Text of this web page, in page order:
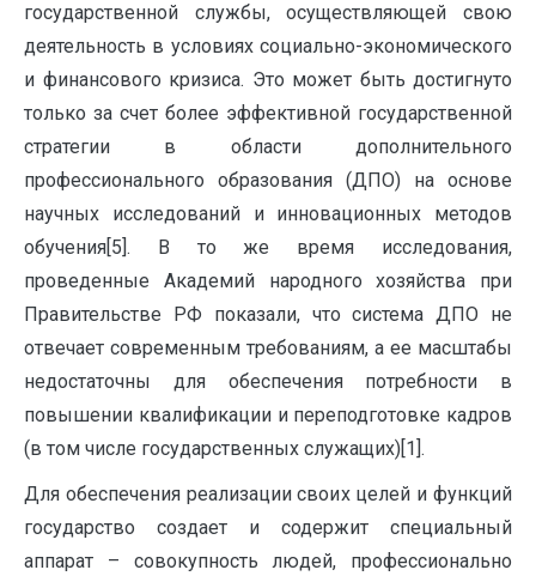
государственной службы, осуществляющей свою
деятельность в условиях социально-экономического
и финансового кризиса. Это может быть достигнуто
только за счет более эффективной государственной
стратегии в области дополнительного
профессионального образования (ДПО) на основе
научных исследований и инновационных методов
обучения[5]. В то же время исследования,
проведенные Академий народного хозяйства при
Правительстве РФ показали, что система ДПО не
отвечает современным требованиям, а ее масштабы
недостаточны для обеспечения потребности в
повышении квалификации и переподготовке кадров
(в том числе государственных служащих)[1].
Для обеспечения реализации своих целей и функций
государство создает и содержит специальный
аппарат – совокупность людей, профессионально